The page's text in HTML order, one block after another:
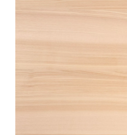
Plateaux d’établis
Panneaux standards
Frêne blanc olivier
Chêne